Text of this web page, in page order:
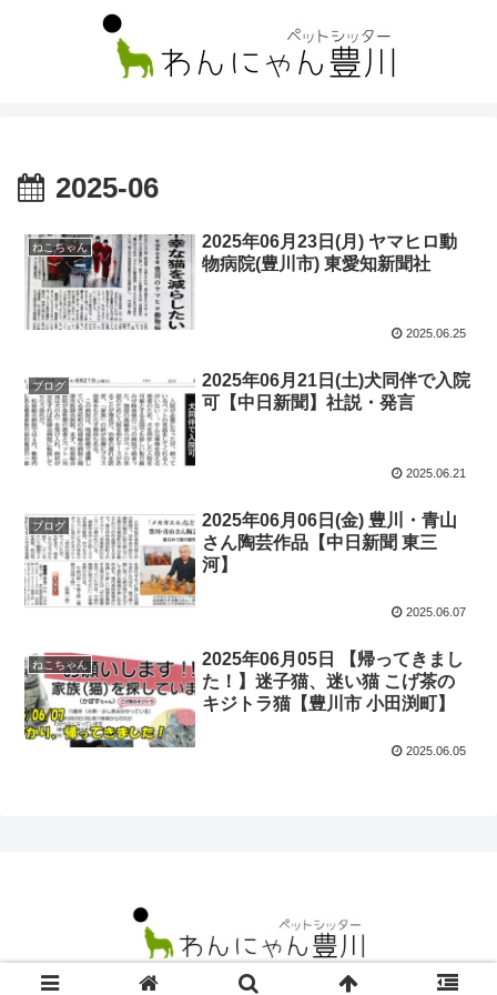
2025-06
ねこちゃん
2025年06月23日(月) ヤマヒロ動
物病院(豊川市) 東愛知新聞社
2025.06.25
ブログ
2025年06月21日(土)犬同伴で入院
可【中日新聞】社説・発言
2025.06.21
ブログ
2025年06月06日(金) 豊川・青山
さん陶芸作品【中日新聞 東三
河】
2025.06.07
ねこちゃん
2025年06月05日 【帰ってきまし
た！】迷子猫、迷い猫 こげ茶の
キジトラ猫【豊川市 小田渕町】
2025.06.05
© 2021 ペットシッターわんにゃん豊川.